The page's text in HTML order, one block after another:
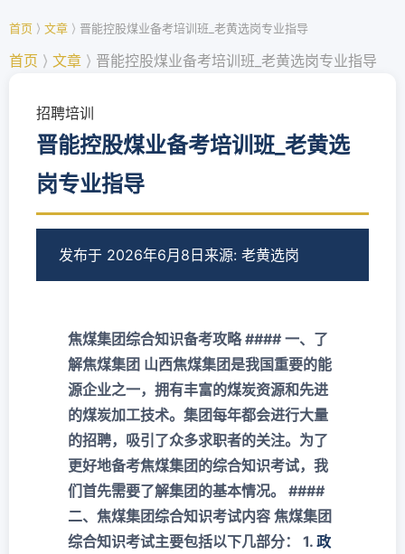
首页 ⟩ 文章 ⟩ 晋能控股煤业备考培训班_老黄选岗专业指导
首页 ⟩ 文章 ⟩ 晋能控股煤业备考培训班_老黄选岗专业指导
招聘培训
晋能控股煤业备考培训班_老黄选
岗专业指导
发布于 2026年6月8日 来源: 老黄选岗
焦煤集团综合知识备考攻略 #### 一、了
解焦煤集团 山西焦煤集团是我国重要的能
源企业之一，拥有丰富的煤炭资源和先进
的煤炭加工技术。集团每年都会进行大量
的招聘，吸引了众多求职者的关注。为了
更好地备考焦煤集团的综合知识考试，我
们首先需要了解集团的基本情况。 ####
二、焦煤集团综合知识考试内容 焦煤集团
综合知识考试主要包括以下几部分： 1. 政